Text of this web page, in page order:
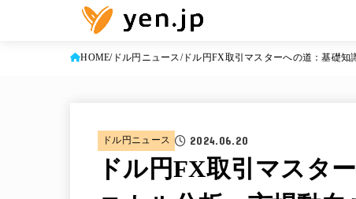
HOME ドル円ニュース ドル円FX取引マスターへの道：基礎知
ドル円ニュース 2024.06.20
ドル円FX取引マスタ